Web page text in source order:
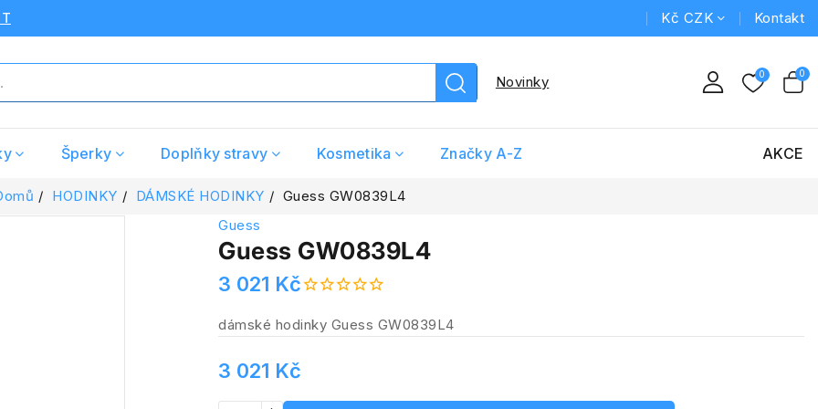
Kč CZK Kontakt
Novinky
Šperky Doplňky stravy Kosmetika Značky A-Z AKCE
HODINKY DÁMSKÉ HODINKY
Guess GW0839L4
Guess
Guess GW0839L4
3 021 Kč
dámské hodinky Guess GW0839L4
3 021 Kč